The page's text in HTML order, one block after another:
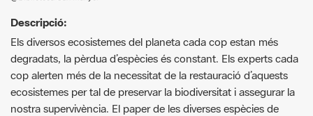
degradats, la pèrdua d’espècies és constant. Els experts cada
cop alerten més de la necessitat de la restauració d’aquests
ecosistemes per tal de preservar la biodiversitat i assegurar la
nostra supervivència. El paper de les diverses espècies de
pol·linitzadors, més enllà de les tradicionals (i no per això
menys importants) abelles, és fonamental en aquesta